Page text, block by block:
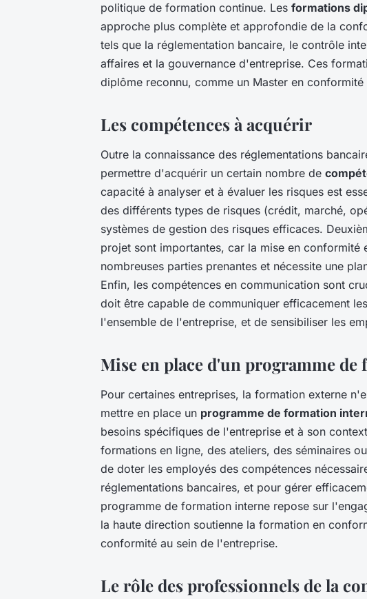
politique de formation continue. Les formations
approche plus complète et approfondie de la
tels que la réglementation bancaire, le contrôle
affaires et la gouvernance d'entreprise. Ces
diplôme reconnu, comme un Master en conformité
Les compétences à acquérir
Outre la connaissance des réglementations
permettre d'acquérir un certain nombre de
capacité à analyser et à évaluer les risques est
des différents types de risques (crédit, marché,
systèmes de gestion des risques efficaces.
projet sont importantes, car la mise en conformité
nombreuses parties prenantes et nécessite une
Enfin, les compétences en communication sont
doit être capable de communiquer efficacement
l'ensemble de l'entreprise, et de sensibiliser les
Mise en place d'un programme
Pour certaines entreprises, la formation externe
mettre en place un programme de formation
besoins spécifiques de l'entreprise et à son
formations en ligne, des ateliers, des séminaires
de doter les employés des compétences
réglementations bancaires, et pour gérer
programme de formation interne repose sur
la haute direction soutienne la formation en
conformité au sein de l'entreprise.
Le rôle des professionnels de la